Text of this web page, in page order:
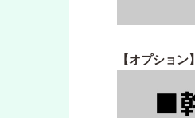
【オプション】